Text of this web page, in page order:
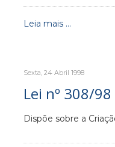
Leia mais ...
Sexta, 24 Abril 1998
Lei nº 308/98
Dispõe sobre a